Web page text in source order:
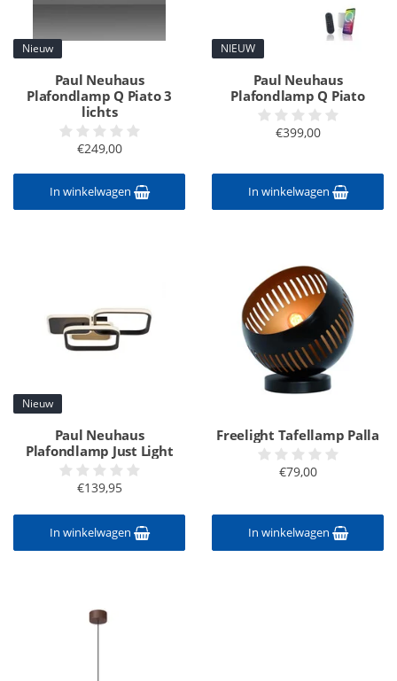
Nieuw
Paul Neuhaus
Plafondlamp Q Piato 3
lichts
€249,00
In winkelwagen
NIEUW
Paul Neuhaus
Plafondlamp Q Piato
€399,00
In winkelwagen
Nieuw
Paul Neuhaus
Plafondlamp Just Light
€139,95
In winkelwagen
Freelight Tafellamp Palla
€79,00
In winkelwagen